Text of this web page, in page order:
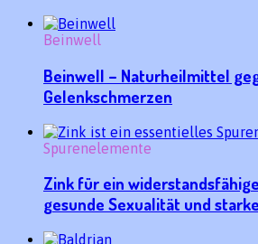
Beinwell
Beinwell – Naturheilmittel
Gelenkschmerzen
Spurenelemente
Zink für ein
gesunde Sexualität und